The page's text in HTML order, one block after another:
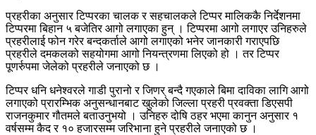
प्रहरीका अनुसार टिप्परका चालक र सहचालकले टिप्पर मालिककै निर्देशनमा
टिप्परमा बिहान ५ बजेतिर आगो लगाएका हुन् । टिप्परमा आगो लगाएर उनिहरुले
प्रहरीलाई फोन गरेर बन्दकर्ताले आगो लगाएको भनेर जानकारी गराएपछि
प्रहरीले दमकलको सहयोगमा आगो नियन्त्रणमा लिएको हो । तर टिप्पर
पूणर्रुपमा जेलेको प्रहरीले जनाएको छ ।
टिप्पर धनि धनेश्वरले गाडी पुरानो र जिणर् बन्दै गएकाले बिमा दाविका लागि आगो
लगाएको प्रारम्भिक अनुसन्धानबाट खुलेको जिल्ला प्रहरी प्रवक्ता डिएसपी
राजनकुमार गौतमले बताउनुभयो । उनिहरु दोषि ठहर भएमा कानुन अनुसार १
वर्षसम्म कैद र १० हजारसम्म जरिभाना हुने प्रहरीले जनाएको छ ।